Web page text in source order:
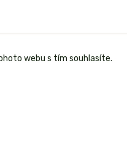
webu s tím souhlasíte.